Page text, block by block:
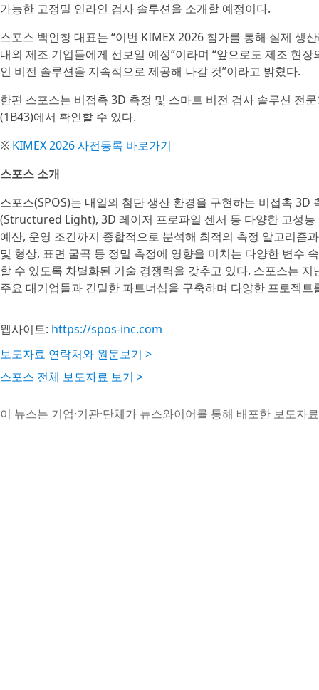
가능한 고정밀 인라인 검사 솔루션을 소개할 예정이다.
스포스 백인창 대표는 “이번 KIMEX 2026 참가를 통해 실제 생
내외 제조 기업들에게 선보일 예정”이라며 “앞으로도 제조 현
인 비전 솔루션을 지속적으로 제공해 나갈 것”이라고 밝혔다.
한편 스포스는 비접촉 3D 측정 및 스마트 비전 검사 솔루션 전
(1B43)에서 확인할 수 있다.
※ KIMEX 2026 사전등록 바로가기
스포스 소개
스포스(SPOS)는 내일의 첨단 생산 환경을 구현하는 비접촉
(Structured Light), 3D 레이저 프로파일 센서 등 다양한 고성
예산, 운영 조건까지 종합적으로 분석해 최적의 측정 알고리즘
및 형상, 표면 굴곡 등 정밀 측정에 영향을 미치는 다양한 변수
할 수 있도록 차별화된 기술 경쟁력을 갖추고 있다. 스포스는
주요 대기업들과 긴밀한 파트너십을 구축하며 다양한 프로젝
웹사이트: https://spos-inc.com
보도자료 연락처와 원문보기 >
스포스 전체 보도자료 보기 >
이 뉴스는 기업·기관·단체가 뉴스와이어를 통해 배포한 보도자